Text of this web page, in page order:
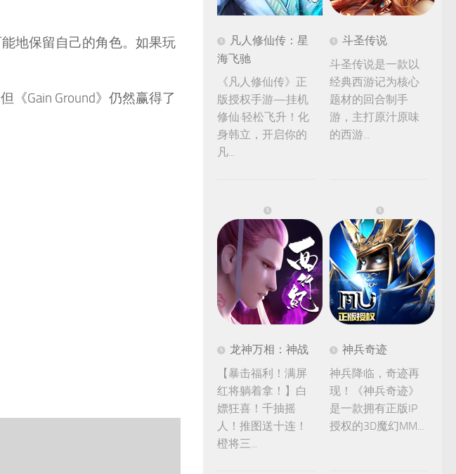
地保留自己的角色。如果玩
Gain Ground》仍然赢得了
凡人修仙传：星
海飞驰
《凡人修仙传》正
版授权手游—挂机
修仙·轻松飞升！化
身韩立，开启你的
凡...
斗圣传说
斗圣传说是一款以
经典西游记为核心
题材的回合制手
游，主打原汁原味
的西游...
龙神万相：神战
【暴击福利！满屏
红将躺着拿！】白
嫖狂喜！千抽摇
人！推图送十连！
橙将三...
神兵奇迹
神兵降临，奇迹再
现！《神兵奇迹》
是一款拥有正版IP
授权的3D魔幻MM...